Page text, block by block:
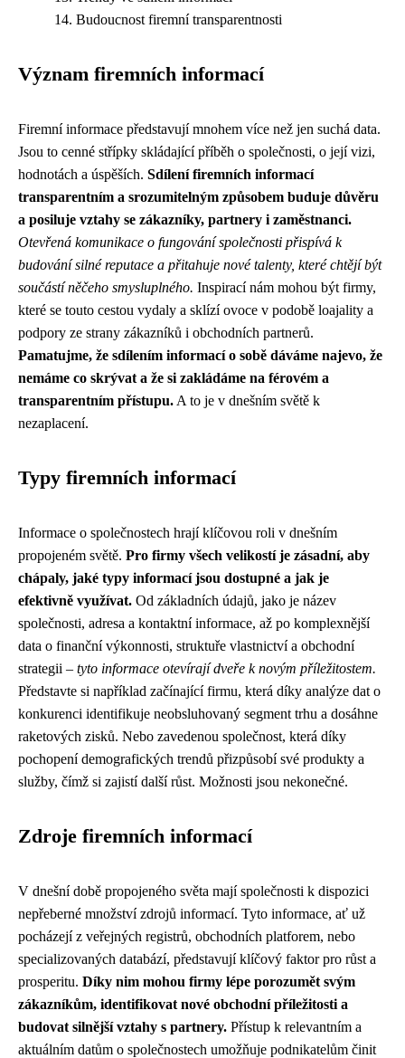
Budoucnost firemní transparentnosti
Význam firemních informací
Firemní informace představují mnohem více než jen suchá data.
Jsou to cenné střípky skládající příběh o společnosti, o její vizi,
hodnotách a úspěších. Sdílení firemních informací
transparentním a srozumitelným způsobem buduje důvěru
a posiluje vztahy se zákazníky, partnery i zaměstnanci.
Otevřená komunikace o fungování společnosti přispívá k
budování silné reputace a přitahuje nové talenty, které chtějí být
součástí něčeho smysluplného. Inspirací nám mohou být firmy,
které se touto cestou vydaly a sklízí ovoce v podobě loajality a
podpory ze strany zákazníků i obchodních partnerů.
Pamatujme, že sdílením informací o sobě dáváme najevo, že
nemáme co skrývat a že si zakládáme na férovém a
transparentním přístupu. A to je v dnešním světě k
nezaplacení.
Typy firemních informací
Informace o společnostech hrají klíčovou roli v dnešním
propojeném světě. Pro firmy všech velikostí je zásadní, aby
chápaly, jaké typy informací jsou dostupné a jak je
efektivně využívat. Od základních údajů, jako je název
společnosti, adresa a kontaktní informace, až po komplexnější
data o finanční výkonnosti, struktuře vlastnictví a obchodní
strategii – tyto informace otevírají dveře k novým příležitostem.
Představte si například začínající firmu, která díky analýze dat o
konkurenci identifikuje neobsluhovaný segment trhu a dosáhne
raketových zisků. Nebo zavedenou společnost, která díky
pochopení demografických trendů přizpůsobí své produkty a
služby, čímž si zajistí další růst. Možnosti jsou nekonečné.
Zdroje firemních informací
V dnešní době propojeného světa mají společnosti k dispozici
nepřeberné množství zdrojů informací. Tyto informace, ať už
pocházejí z veřejných registrů, obchodních platforem, nebo
specializovaných databází, představují klíčový faktor pro růst a
prosperitu. Díky nim mohou firmy lépe porozumět svým
zákazníkům, identifikovat nové obchodní příležitosti a
budovat silnější vztahy s partnery. Přístup k relevantním a
aktuálním datům o společnostech umožňuje podnikatelům činit